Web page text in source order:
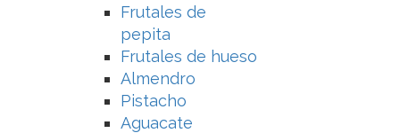
Frutales de
pepita
Frutales de hueso
Almendro
Pistacho
Aguacate